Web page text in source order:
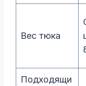
Вес тюка
Подходящи